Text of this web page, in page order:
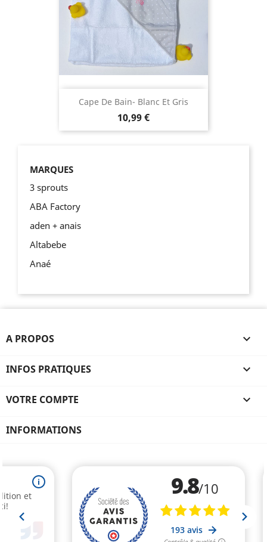
Cape De Bain- Blanc Et Gris
10,99 €
MARQUES
3 sprouts
ABA Factory
aden + anais
Altabebe
Anaé
A PROPOS 
INFOS PRATIQUES 
VOTRE COMPTE 
INFORMATIONS